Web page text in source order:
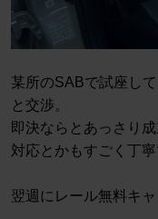
某所のSABで試座し
と交渉。
即決ならとあっさり成
対応とかもすごく丁
翌週にレール無料キ